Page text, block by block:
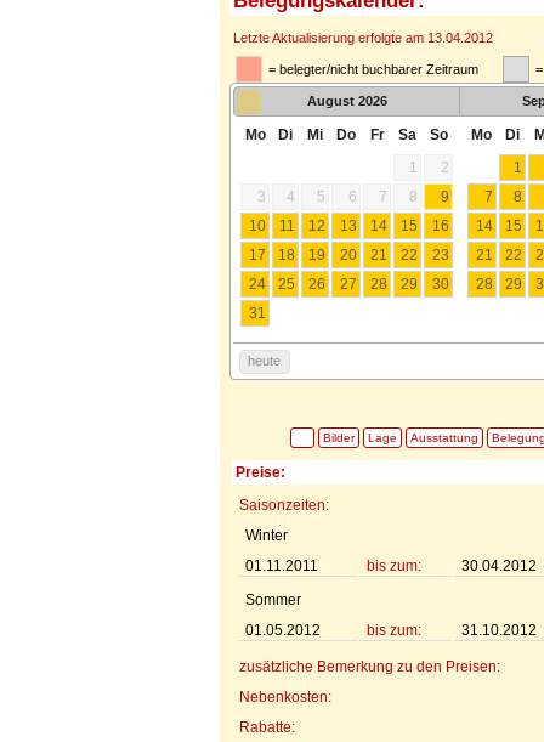
Letzte Aktualisierung erfolgte am 13.04.2012
= belegter/nicht buchbarer Zeitraum
August 2026
Mo Di Mi Do Fr Sa
So
1
2
3
4 5 6 7 8
9
10
11 12 13 14 15
16
17
18 19 20 21 22
23
24
25 26 27 28 29
30
31
Mo Di
1
7
8
14
15
21
22
28
29
heute
Bilder Lage Ausstattung
Preise:
Saisonzeiten:
Winter
01.11.2011
bis zum:
30.04.2012
Sommer
01.05.2012
bis zum: 31.10.2012
zusätzliche Bemerkung zu den Preisen:
Nebenkosten:
Rabatte: